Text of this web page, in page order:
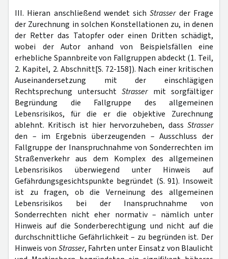
III. Hieran anschließend wendet sichStrasserder Frage
der Zurechnung in solchen Konstellationen zu, in denen
der Retter das Tatopfer oder einen Dritten schädigt,
wobei der Autor anhand von Beispielsfällen eine
erhebliche Spannbreite von Fallgruppen abdeckt (1. Teil,
2. Kapitel, 2. Abschnitt[S. 72-158]). Nach einer kritischen
Auseinandersetzung mit der einschlägigen
Rechtsprechung untersucht Strassermit sorgfältiger
Begründung die Fallgruppe des allgemeinen
Lebensrisikos, für die er die objektive Zurechnung
ablehnt. Kritisch ist hier hervorzuheben, dass Strasser
den – im Ergebnis überzeugenden – Ausschluss der
Fallgruppe der Inanspruchnahme von Sonderrechten im
Straßenverkehr aus dem Komplex des allgemeinen
Lebensrisikos überwiegend unter Hinweis auf
Gefährdungsgesichtspunkte begründet (S. 91). Insoweit
ist zu fragen, ob die Verneinung des allgemeinen
Lebensrisikos bei der Inanspruchnahme von
Sonderrechten nicht eher normativ – nämlich unter
Hinweis auf die Sonderberechtigung und nicht auf die
durchschnittliche Gefährlichkeit – zu begründen ist. Der
Hinweis von Strasser, Fahrten unter Einsatz von Blaulicht